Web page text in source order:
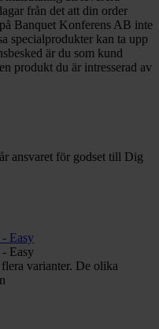
från det att din order
Banquet Konferens AB inte
specialprodukter kan ta upp
är du som kund
produkt du är intresserad av
ansvaret för godset till Dig
varianter. De olika